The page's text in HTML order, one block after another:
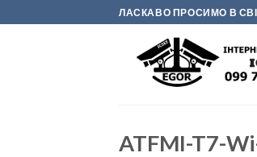
to
ЛАСКАВО ПРОСИМО В
ATFMI-T7-